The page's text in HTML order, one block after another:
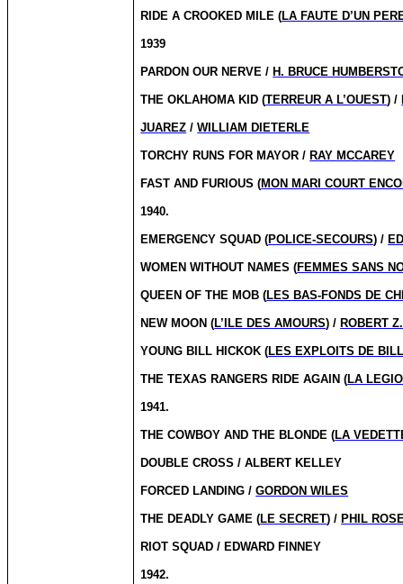
RIDE A CROOKED MILE (LA FAUTE D’UN
1939
PARDON OUR NERVE / H. BRUCE
THE OKLAHOMA KID (TERREUR A L’OUEST) /
JUAREZ /WILLIAM DIETERLE
TORCHY RUNS FOR MAYOR / RAY MCCAREY
FAST AND FURIOUS (MON MARI COURT
1940.
EMERGENCY SQUAD (POLICE-SECOURS) /
WOMEN WITHOUT NAMES (FEMMES SANS
QUEEN OF THE MOB (LES BAS-FONDS DE
NEW MOON (L’ILE DES AMOURS) / ROBERT
YOUNG BILL HICKOK (LES EXPLOITS DE
THE TEXAS RANGERS RIDE AGAIN (LA
1941.
THE COWBOY AND THE BLONDE (LA
DOUBLE CROSS / ALBERT KELLEY
FORCED LANDING /GORDON WILES
THE DEADLY GAME (LE SECRET) / PHIL
RIOT SQUAD / EDWARD FINNEY
1942.